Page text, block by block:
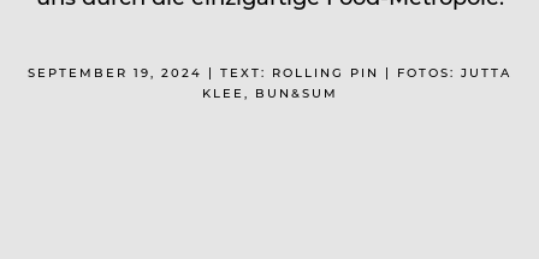
SEPTEMBER 19, 2024 | TEXT: ROLLING PIN | FOTOS: JUTTA
KLEE, BUN&SUM